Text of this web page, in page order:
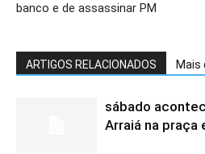
banco e de assassinar PM
ARTIGOS RELACIONADOS Mais
sábado
Arraiá na praça